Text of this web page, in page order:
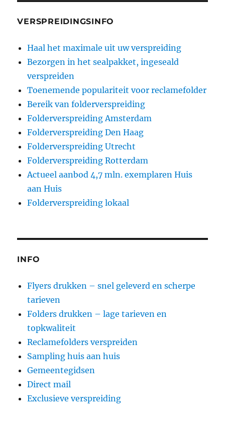
VERSPREIDINGSINFO
Haal het maximale uit uw verspreiding
Bezorgen in het sealpakket, ingeseald
verspreiden
Toenemende populariteit voor reclamefolder
Bereik van folderverspreiding
Folderverspreiding Amsterdam
Folderverspreiding Den Haag
Folderverspreiding Utrecht
Folderverspreiding Rotterdam
Actueel aanbod 4,7 mln. exemplaren Huis
aan Huis
Folderverspreiding lokaal
INFO
Flyers drukken – snel geleverd en scherpe
tarieven
Folders drukken – lage tarieven en
topkwaliteit
Reclamefolders verspreiden
Sampling huis aan huis
Gemeentegidsen
Direct mail
Exclusieve verspreiding